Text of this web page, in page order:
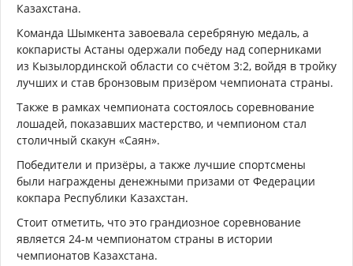
Казахстана.
Команда Шымкента завоевала серебряную медаль, а
кокпаристы Астаны одержали победу над соперниками
из Кызылординской области со счётом 3:2, войдя в тройку
лучших и став бронзовым призёром чемпионата страны.
Также в рамках чемпионата состоялось соревнование
лошадей, показавших мастерство, и чемпионом стал
столичный скакун «Саян».
Победители и призёры, а также лучшие спортсмены
были награждены денежными призами от Федерации
кокпара Республики Казахстан.
Стоит отметить, что это грандиозное соревнование
является 24-м чемпионатом страны в истории
чемпионатов Казахстана.